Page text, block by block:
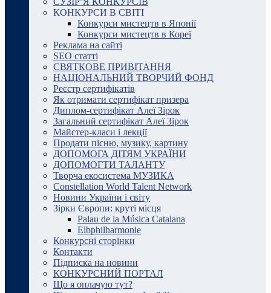
КОНКУРСИ В СВІТІ
Конкурси мистецтв в Японії
Конкурси мистецтв в Кореї
Реклама на сайті
SEO статті
СВЯТКОВЕ ПРИВІТАННЯ
НАЦІОНАЛЬНИЙ ТВОРЧИЙ ФОНД
Реєстр сертифікатів
Як отримати сертифікат призера
Диплом-сертифікат Алеї Зірок
Загальний сертифікат Алеї Зірок
Майстер-класи і лекції
Продати пісню, музику, картину
ДОПОМОГА ДІТЯМ УКРАЇНИ
ДОПОМОГТИ ТАЛАНТУ
Творча екосистема МУЗИКА
Constellation World Talent Network
Новини України і світу
Зірки Європи: круті місця
Palau de la Música Catalana
Elbphilharmonie
Конкурсні сторінки
Контакти
Підписка на новини
КОНКУРСНИЙ ПОРТАЛ
Що я оплачую тут?